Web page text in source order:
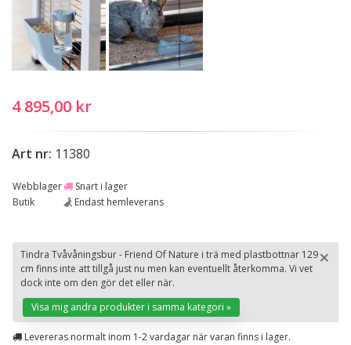
4 895,00 kr
Art nr: 11380
Webblager
Snart i lager
Butik
Endast hemleverans
×
Tindra Tvåvåningsbur - Friend Of Nature i trä med plastbottnar 129
cm finns inte att tillgå just nu men kan eventuellt återkomma. Vi vet
dock inte om den gör det eller när.
Visa mig andra produkter i samma kategori »
Levereras normalt inom 1-2 vardagar när varan finns i lager.